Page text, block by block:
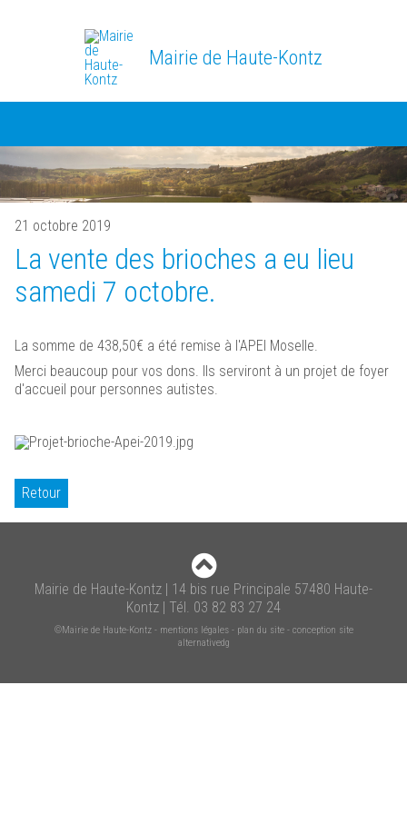
Mairie de Haute-Kontz
21 octobre 2019
La vente des brioches a eu lieu
samedi 7 octobre.
La somme de 438,50€ a été remise à l'APEI Moselle.
Merci beaucoup pour vos dons. Ils serviront à un projet de foyer
d'accueil pour personnes autistes.
Retour
Mairie de Haute-Kontz | 14 bis rue Principale 57480 Haute-
Kontz | Tél. 03 82 83 27 24
©Mairie de Haute-Kontz- mentions légales- plan du site- conception site
alternativedg